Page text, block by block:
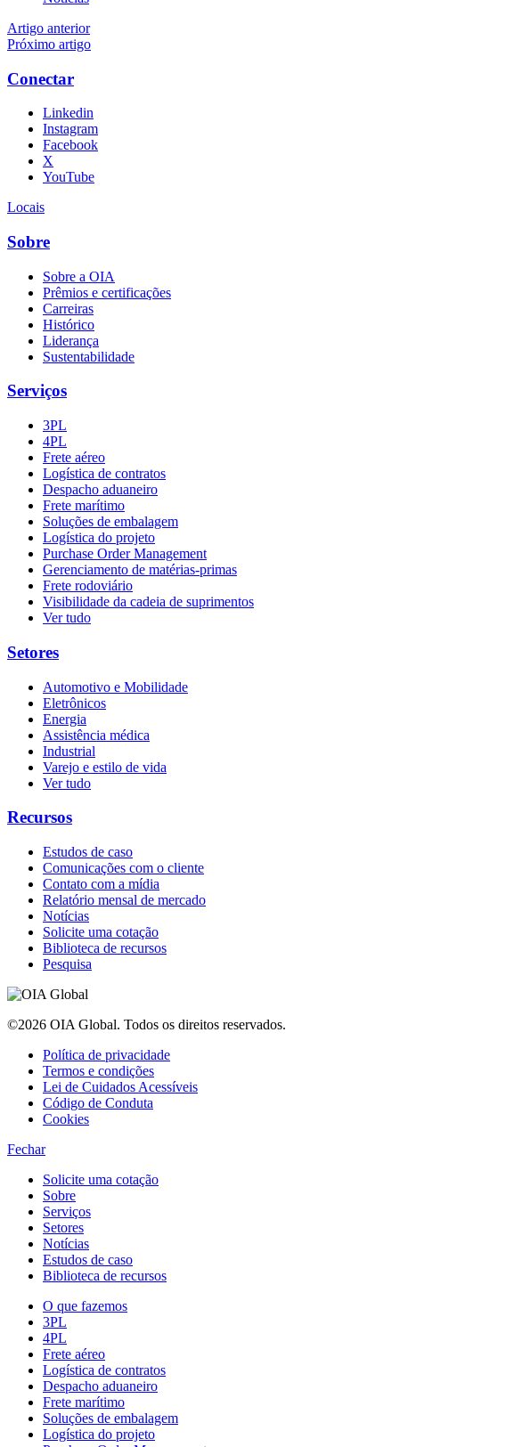
Artigo anterior
Próximo artigo
Conectar
Linkedin
Instagram
Facebook
X
YouTube
Locais
Sobre
Sobre a OIA
Prêmios e certificações
Carreiras
Histórico
Liderança
Sustentabilidade
Serviços
3PL
4PL
Frete aéreo
Logística de contratos
Despacho aduaneiro
Frete marítimo
Soluções de embalagem
Logística do projeto
Purchase Order Management
Gerenciamento de matérias-primas
Frete rodoviário
Visibilidade da cadeia de suprimentos
Ver tudo
Setores
Automotivo e Mobilidade
Eletrônicos
Energia
Assistência médica
Industrial
Varejo e estilo de vida
Ver tudo
Recursos
Estudos de caso
Comunicações com o cliente
Contato com a mídia
Relatório mensal de mercado
Notícias
Solicite uma cotação
Biblioteca de recursos
Pesquisa
©2026 OIA Global. Todos os direitos reservados.
Política de privacidade
Termos e condições
Lei de Cuidados Acessíveis
Código de Conduta
Cookies
Fechar
Solicite uma cotação
Sobre
Serviços
Setores
Notícias
Estudos de caso
Biblioteca de recursos
O que fazemos
3PL
4PL
Frete aéreo
Logística de contratos
Despacho aduaneiro
Frete marítimo
Soluções de embalagem
Logística do projeto